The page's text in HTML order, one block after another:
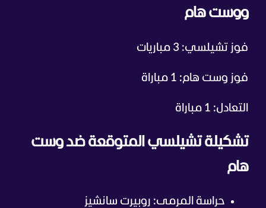
ووست هام
فوز تشيلسي: 3 مباريات
فوز وست هام: 1 مباراة
التعادل: 1 مباراة
تشكيلة تشيلسي المتوقعة ضد وست
هام
حراسة المرمى: روبيرت سانشيز